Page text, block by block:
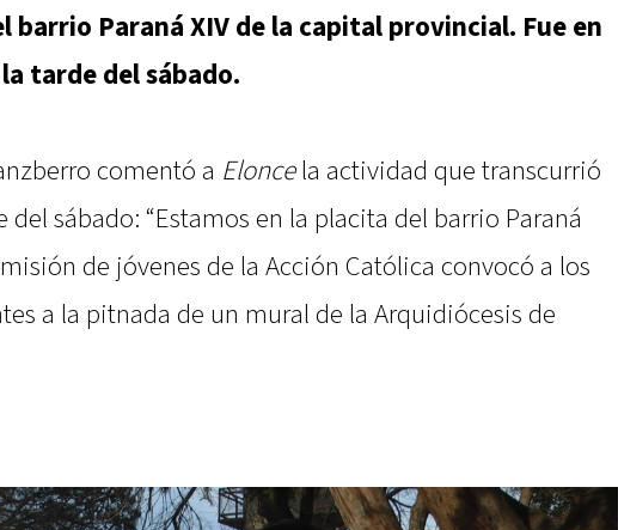
barrio Paraná XIV de la capital provincial. Fue en
tarde del sábado.
comentó a Eloncela actividad que transcurrió
del sábado: “Estamos en la placita del barrio Paraná
de jóvenes de la Acción Católica convocó a los
a la pitnada de un mural de la Arquidiócesis de